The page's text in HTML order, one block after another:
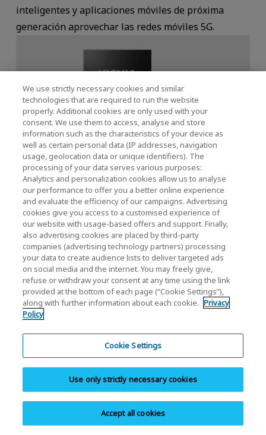
inteligentes y aplicaciones móviles de próxima
generación aprovechar las redes móviles 5G.
e-MMC
La gama de productos e-MMC de KIOXIA ofrece una
interfaz compatible con la versión 5.1 de JEDEC, lo
que elimina la necesidad de que los usuarios
controlen directamente la memoria flash.
1 GB/s se calcula como 1 000 000 000 bytes/s y 1MB/s
se calcula como 1 000 000 bytes/s. Este es un valor
teórico calculado a partir de la velocidad de interfaz y la
garantizada. La velocidad de lectura y escritura puede
variar según el dispositivo host, las condiciones de
lectura y escritura y el tamaño del archivo.
La densidad del producto se identifica sobre la base de
la densidad del chip o los chips de memoria dentro del
producto, no de la capacidad de memoria disponible
para el almacenamiento de datos por parte del usuario
We use strictly necessary cookies and similar
technologies that are required to run the website
properly. Additional cookies are only used with your
consent. We use them to access, analyse and store
information such as the characteristics of your device as
well as certain personal data (IP addresses, navigation
usage, geolocation data or unique identifiers). The
processing of your data serves various purposes:
Analytics and personalization cookies allow us to analyse
our performance to offer you a better online experience
and evaluate the efficiency of our campaigns. Advertising
cookies give you access to a customised experience of
our website with usage-based offers and support. Finally,
also advertising cookies are placed by third-party
companies (advertising technology partners) processing
your data to create audience lists to deliver targeted ads
on social media and the internet. You may freely give,
refuse or withdraw your consent at any time using the link
provided at the bottom of each page (“Cookie Settings”),
along with further information about each cookie. Privacy
Policy
Cookie Settings
Use only strictly necessary cookies
Accept all cookies